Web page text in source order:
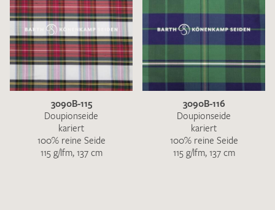
3090B-115
Doupionseide
kariert
100% reine Seide
115 g/lfm, 137 cm
3090B-116
Doupionseide
kariert
100% reine Seide
115 g/lfm, 137 cm